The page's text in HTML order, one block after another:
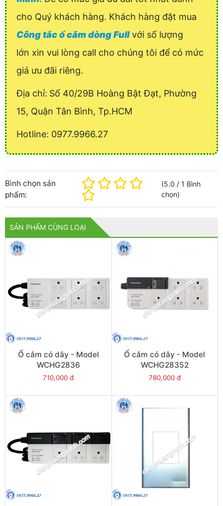
cho Quý khách hàng. Khách hàng đặt mua
Công tắc ổ cắm dòng Fullvới số lượng
lớn xin vui lòng call cho chúng tôi để có mức
giá ưu đãi riêng.
Địa chỉ: Số 40/29B Hoàng Bật Đạt, Phường
15, Quận Tân Bình, Tp.HCM
Hotline: 0977.9966.27
Bình chọn sản
phẩm:
(5.0 /1 Bình
chọn)
SẢN PHẨM CÙNG LOẠI
Ổ cắm có dây - Model
WCHG2836
710,000 đ
Ổ cắm có dây - Model
WCHG28352
780,000 đ